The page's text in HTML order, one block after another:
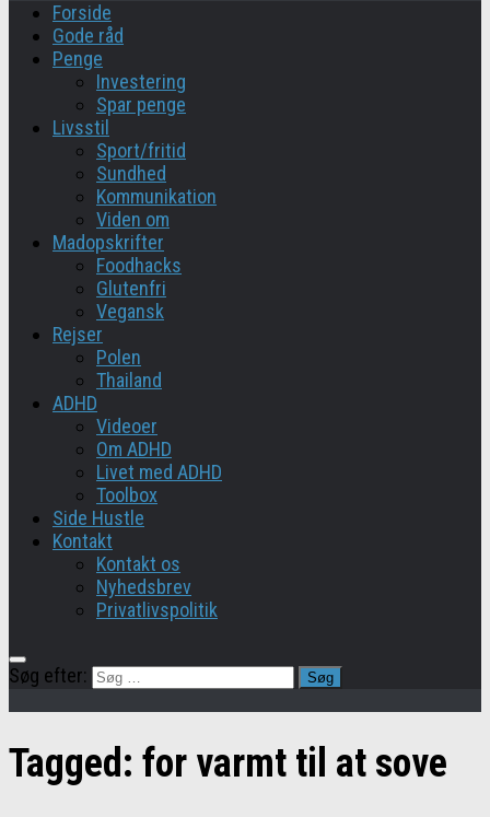
Forside
Gode råd
Penge
Investering
Spar penge
Livsstil
Sport/fritid
Sundhed
Kommunikation
Viden om
Madopskrifter
Foodhacks
Glutenfri
Vegansk
Rejser
Polen
Thailand
ADHD
Videoer
Om ADHD
Livet med ADHD
Toolbox
Side Hustle
Kontakt
Kontakt os
Nyhedsbrev
Privatlivspolitik
Søg efter:
Tagged: for varmt til at sove